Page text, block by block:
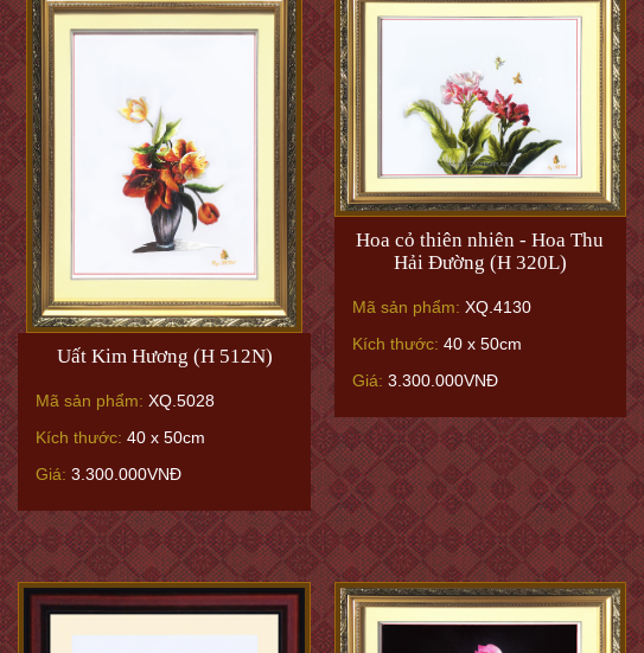
Uất Kim Hương (H 512N)
Mã sản phẩm: XQ.5028
Kích thước: 40 x 50cm
Giá: 3.300.000VNĐ
Hoa cỏ thiên nhiên - Hoa Thu
Hải Đường (H 320L)
Mã sản phẩm: XQ.4130
Kích thước: 40 x 50cm
Giá: 3.300.000VNĐ